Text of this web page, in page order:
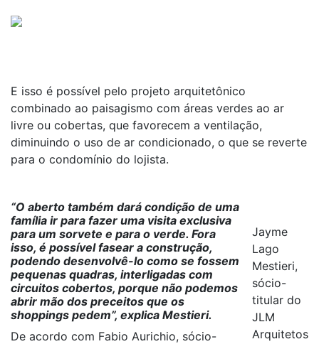
E isso é possível pelo projeto arquitetônico
combinado ao paisagismo com áreas verdes ao ar
livre ou cobertas, que favorecem a ventilação,
diminuindo o uso de ar condicionado, o que se reverte
para o condomínio do lojista.
Jayme
Lago
Mestieri,
sócio-
titular do
JLM
Arquitetos
“O aberto também dará condição de uma
família ir para fazer uma visita exclusiva
para um sorvete e para o verde. Fora
isso, é possível fasear a construção,
podendo desenvolvê-lo como se fossem
pequenas quadras, interligadas com
circuitos cobertos, porque não podemos
abrir mão dos preceitos que os
shoppings pedem”, explica Mestieri.
De acordo com Fabio Aurichio, sócio-